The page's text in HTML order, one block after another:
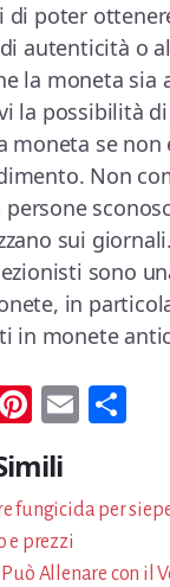
di poter
autenticità o
la moneta sia
la possibilità
moneta se non
Non
sui
sono
in
in monete
T
Pi
er
es
t
E
vi
di
fungicida per
e prezzi
Può Allenare con il